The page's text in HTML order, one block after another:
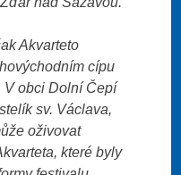
Akvarteto
cípu
V obci Dolní Čepí
sv. Václava,
oživovat
které byly